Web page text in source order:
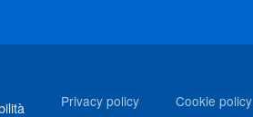
Privacy policy Cookie policy